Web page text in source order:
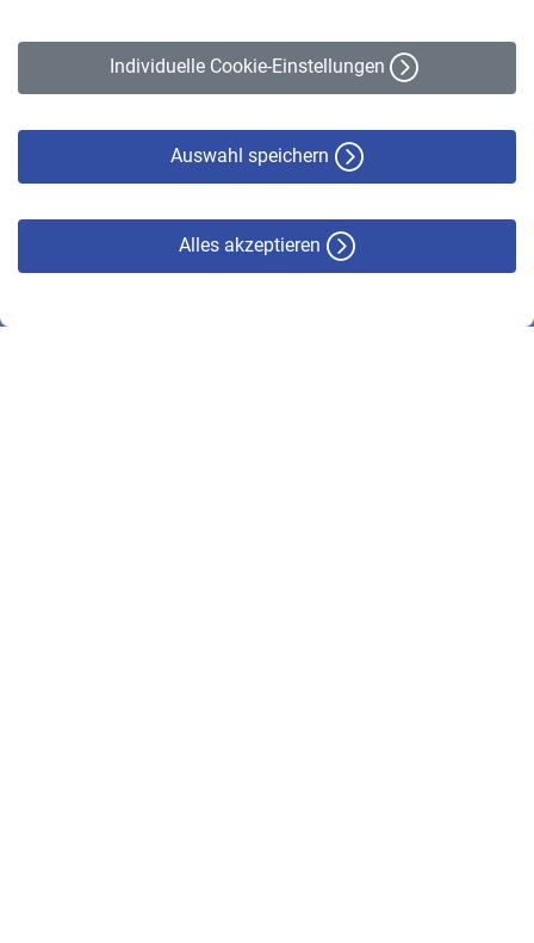
Individuelle Cookie-Einstellungen
Auswahl speichern
Alles akzeptieren
Erklärung zur Barrierefreiheit
© VBL 2026